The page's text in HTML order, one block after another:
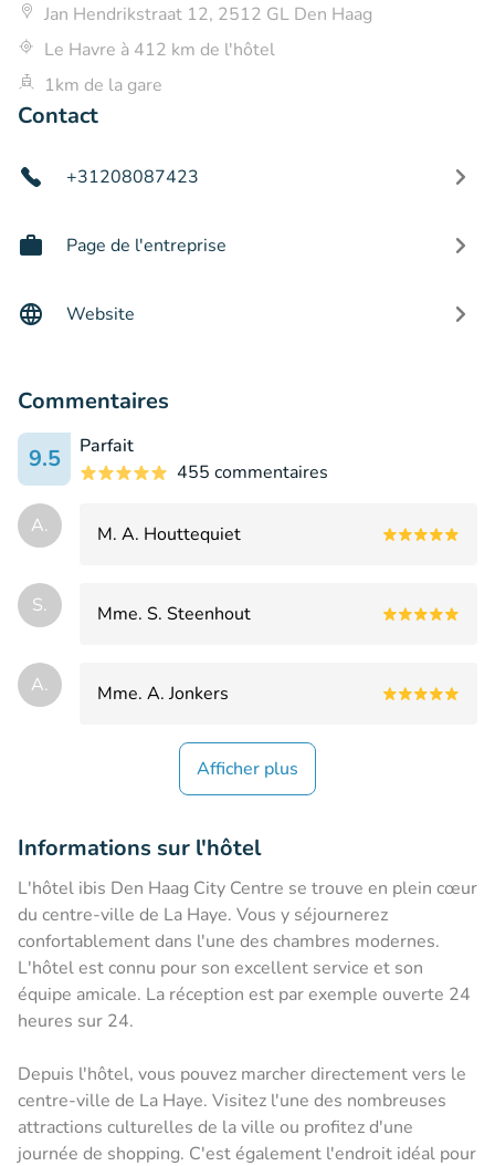
Jan Hendrikstraat 12, 2512 GL Den Haag
Le Havre à 412 km de l'hôtel
1km de la gare
Contact
+31208087423
Page de l'entreprise
Website
Commentaires
9.5
Parfait
455 commentaires
A. M. A. Houttequiet
S. Mme. S. Steenhout
A. Mme. A. Jonkers
Afficher plus
Informations sur l'hôtel
L'hôtel ibis Den Haag City Centre se trouve en plein cœur
du centre-ville de La Haye. Vous y séjournerez
confortablement dans l'une des chambres modernes.
L'hôtel est connu pour son excellent service et son
équipe amicale. La réception est par exemple ouverte 24
heures sur 24.
Depuis l'hôtel, vous pouvez marcher directement vers le
centre-ville de La Haye. Visitez l'une des nombreuses
attractions culturelles de la ville ou profitez d'une
journée de shopping. C'est également l'endroit idéal pour